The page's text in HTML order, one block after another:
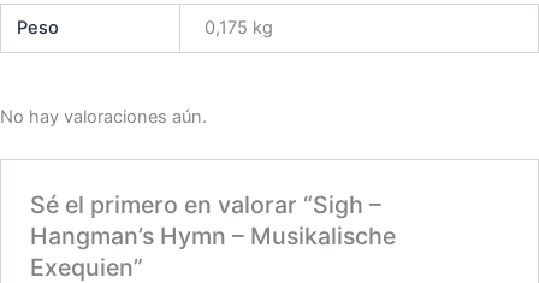
Peso 0,175 kg
No hay valoraciones aún.
Sé el primero en valorar “Sigh –
Hangman’s Hymn – Musikalische
Exequien”